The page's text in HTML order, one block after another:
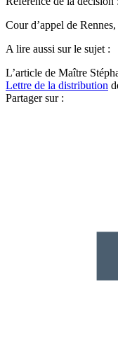
Cour d’appel de
A lire aussi sur le sujet :
L’article de Maître
Lettre de la distribution
Partager sur :